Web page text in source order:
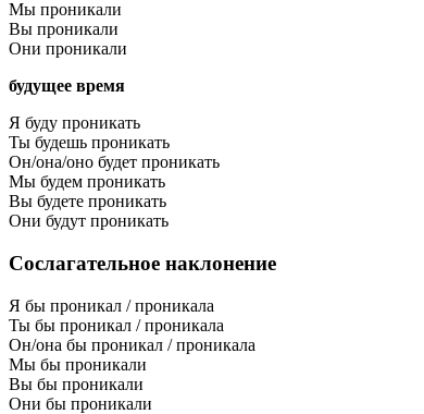
Мы проникали
Вы проникали
Они проникали
будущее время
Я буду проникать
Ты будешь проникать
Он/она/оно будет проникать
Мы будем проникать
Вы будете проникать
Они будут проникать
Сослагательное наклонение
Я бы проникал / проникала
Ты бы проникал / проникала
Он/она бы проникал / проникала
Мы бы проникали
Вы бы проникали
Они бы проникали